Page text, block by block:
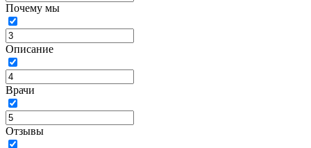
Почему мы
Описание
Врачи
Отзывы